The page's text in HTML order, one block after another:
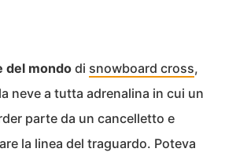
del mondodi snowboard cross,
neve a tutta adrenalina in cui un
parte da un cancelletto e
la linea del traguardo. Poteva